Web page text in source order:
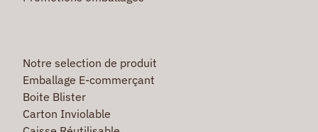
Notre selection de produit
Emballage E-commerçant
Boite Blister
Carton Inviolable